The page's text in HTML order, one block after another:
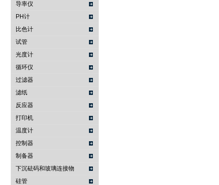
导率仪
PH计
比色计
试管
光度计
循环仪
过滤器
滤纸
反应器
打印机
温度计
控制器
制备器
下沉砝码和玻璃连接物
硅管